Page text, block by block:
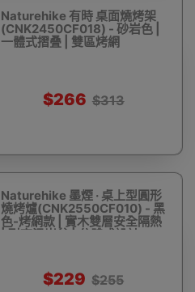
Naturehike 有時 桌面燒烤架
(CNK2450CF018) - 砂岩色 |
一體式摺叠 | 雙區烤網
$266 $313
Naturehike 墨煙 · 桌上型圓形
燒烤爐(CNK2550CF010) - 黑
色-烤網款 | 實木雙層安全隔熱
| 耐高溫炭盆 | 分體式設計
$229 $255